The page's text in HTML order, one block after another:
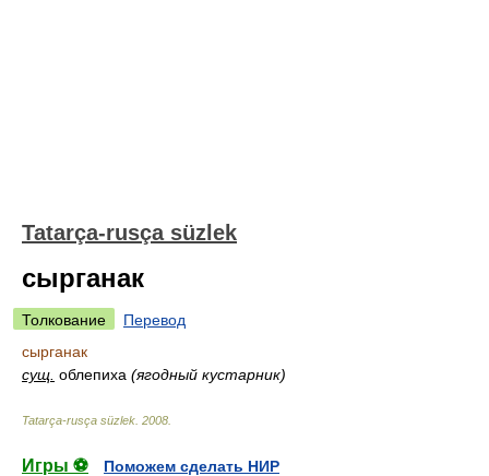
Tatarça-rusça süzlek
сырганак
Толкование
Перевод
сырганак
сущ. облепиха (ягодный кустарник)
Tatarça-rusça süzlek 2008
Игры ⚽
Поможем сделать НИР